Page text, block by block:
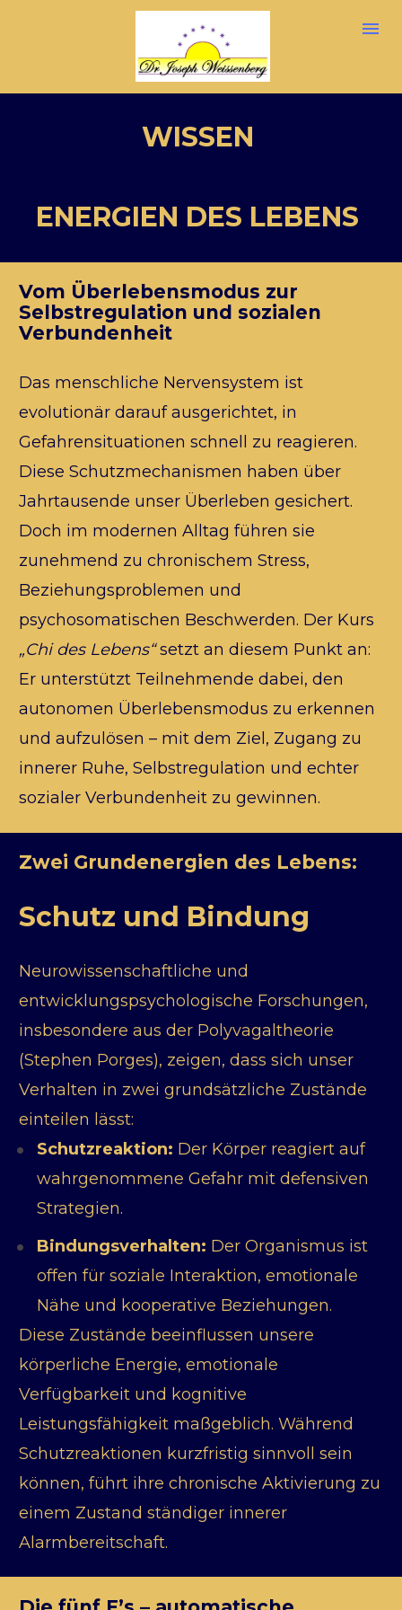
WISSEN
ENERGIEN DES LEBENS
Vom Überlebensmodus zur
Selbstregulation und sozialen
Verbundenheit
Das menschliche Nervensystem ist
evolutionär darauf ausgerichtet, in
Gefahrensituationen schnell zu reagieren.
Diese Schutzmechanismen haben über
Jahrtausende unser Überleben gesichert.
Doch im modernen Alltag führen sie
zunehmend zu chronischem Stress,
Beziehungsproblemen und
„Chi des Lebens“ setzt an diesem Punkt an:
Er unterstützt Teilnehmende dabei, den
autonomen Überlebensmodus zu erkennen
und aufzulösen – mit dem Ziel, Zugang zu
innerer Ruhe, Selbstregulation und echter
sozialer Verbundenheit zu gewinnen.
Zwei Grundenergien des Lebens:
Schutz und Bindung
Neurowissenschaftliche und
entwicklungspsychologische Forschungen,
insbesondere aus der Polyvagaltheorie
(Stephen Porges), zeigen, dass sich unser
Verhalten in zwei grundsätzliche Zustände
einteilen lässt:
Schutzreaktion: Der Körper reagiert auf
wahrgenommene Gefahr mit defensiven
Strategien.
Bindungsverhalten: Der Organismus ist
offen für soziale Interaktion, emotionale
Nähe und kooperative Beziehungen.
Diese Zustände beeinflussen unsere
körperliche Energie, emotionale
Verfügbarkeit und kognitive
Leistungsfähigkeit maßgeblich. Während
Schutzreaktionen kurzfristig sinnvoll sein
können, führt ihre chronische Aktivierung zu
einem Zustand ständiger innerer
Alarmbereitschaft.